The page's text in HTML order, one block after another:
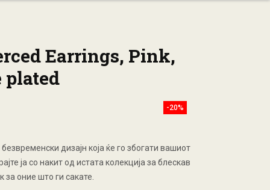
Earrings, Pink,
plated
-20%
дизајн коja ќе го збогати вашиот
ja со накит од истата колекција за блескав
оние што ги сакате.